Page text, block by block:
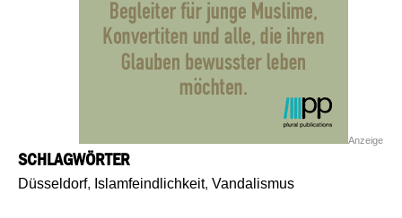
Anzeige
SCHLAGWÖRTER
Düsseldorf, Islamfeindlichkeit, Vandalismus